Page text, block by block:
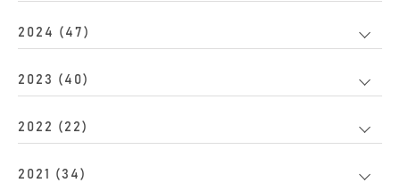
2024 (47)
2023 (40)
2022 (22)
2021 (34)